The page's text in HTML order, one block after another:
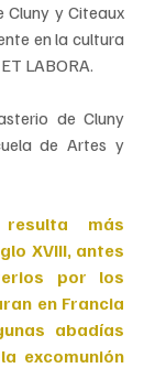
y Citeaux
en la cultura
LABORA.
de Cluny
de Artes y
más
XVIII, antes
por los
en Francia
abadías
excomunión